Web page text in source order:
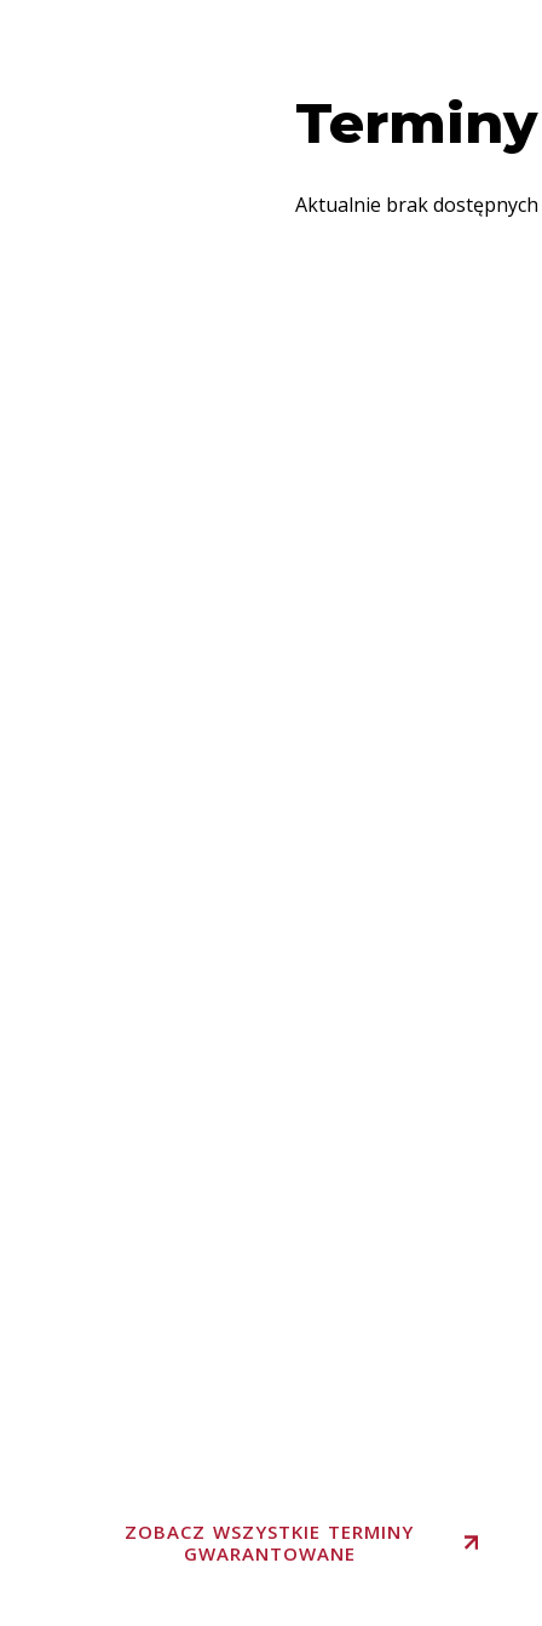
Aktualnie brak
ZOBACZ WSZYSTKIE TERMINY
GWARANTOWANE